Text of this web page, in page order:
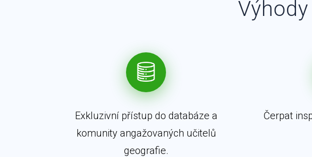
Exkluzivní přístup do databáze a
komunity angažovaných učitelů
geografie.
Čerpat